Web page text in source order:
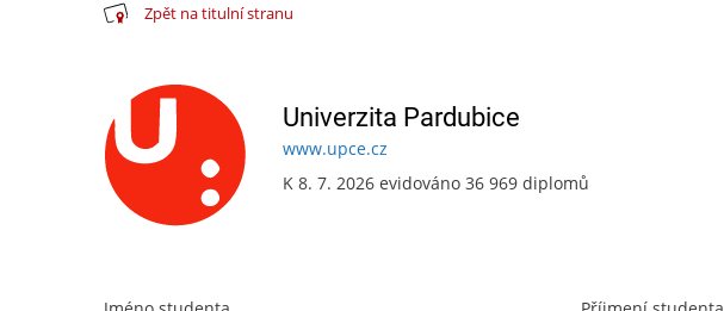
Zpět na titulní stranu
Univerzita Pardubice
www.upce.cz
K 8. 7. 2026 evidováno 36 969 diplomů